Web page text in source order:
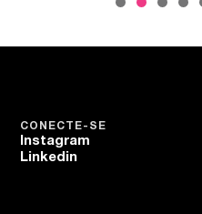
CONECTE-SE
Instagram
Linkedin